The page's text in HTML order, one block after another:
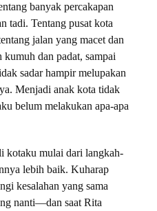
banyak percakapan
tadi. Tentang pusat kota
jalan yang macet dan
dan padat, sampai
sadar hampir melupakan
Menjadi anak kota tidak
belum melakukan apa-apa
kotaku mulai dari langkah-
lebih baik. Kuharap
kesalahan yang sama
nanti—dan saat Rita